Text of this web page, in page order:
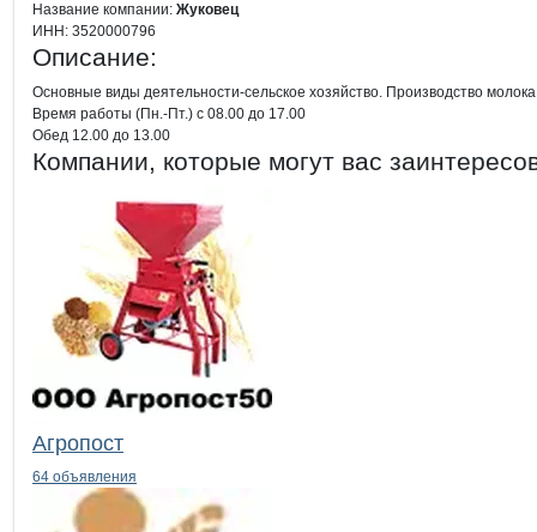
Название компании: Жуковец
ИНН: 3520000796
Описание:
Основные виды деятельности-сельское хозяйство. Производство
Время работы (Пн.-Пт.) с 08.00 до 17.00
Обед 12.00 до 13.00
Компании, которые могут вас
Агропост
64 объявления